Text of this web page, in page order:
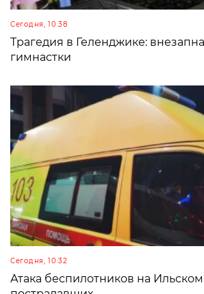
Сегодня, 10:38
Трагедия в Геленджике:
гимнастки
Сегодня, 10:32
Атака беспилотников на